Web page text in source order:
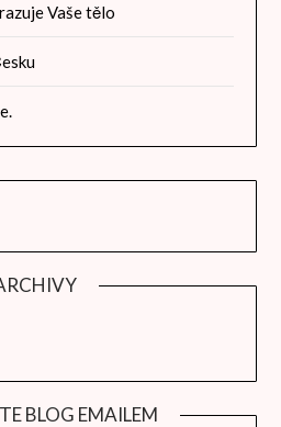
Vaše tělo
BLOG EMAILEM